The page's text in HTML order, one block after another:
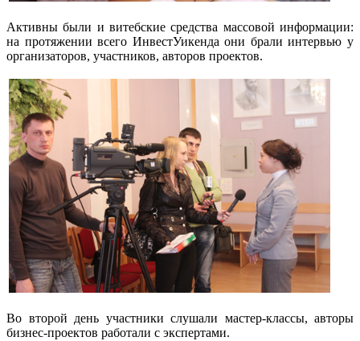
Активны были и витебские средства массовой информации:
на протяжении всего ИнвестУикенда они брали интервью у
организаторов, участников, авторов проектов.
Во второй день участники слушали мастер-классы, авторы
бизнес-проектов работали с экспертами.